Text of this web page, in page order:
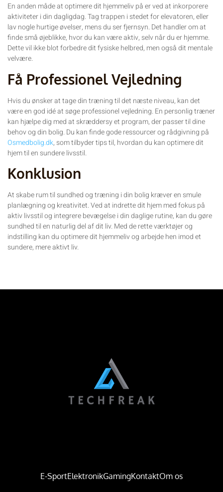
En anden måde at optimere dit hjemmeliv på er ved at inkorporere
aktiviteter i din dagligdag. Tag trappen i stedet for elevatoren, eller
lav nogle hurtige øvelser, mens du ser fjernsyn. Det handler om at
finde små øjeblikke, hvor du kan være aktiv, selv når du er hjemme.
Dette vil ikke blot forbedre dit fysiske helbred, men også dit mentale
velvære.
Få Professionel Vejledning
Hvis du ønsker at tage din træning til det næste niveau, kan det
være en god idé at søge professionel vejledning. En personlig træner
kan hjælpe dig med at skræddersy et program, der passer til dine
behov og din bolig. Du kan finde gode ressourcer og rådgivning på
Osmedbolig.dk, som tilbyder tips til, hvordan du kan optimere dit
hjem til en sundere livsstil.
Konklusion
At skabe rum til sundhed og træning i din bolig kræver en smule
planlægning og kreativitet. Ved at indrette dit hjem med fokus på
aktiv livsstil og integrere bevægelse i din daglige rutine, kan du gøre
sundhed til en naturlig del af dit liv. Med de rette værktøjer og
indstilling kan du optimere dit hjemmeliv og arbejde hen imod et
sundere, mere aktivt liv.
E-SportElektronikGamingKontaktOm os